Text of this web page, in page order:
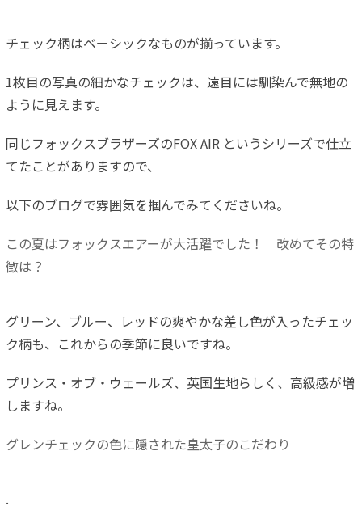
チェック柄はベーシックなものが揃っています。
1枚目の写真の細かなチェックは、遠目には馴染んで無地の
ように見えます。
同じフォックスブラザーズのFOX AIR というシリーズで仕立
てたことがありますので、
以下のブログで雰囲気を掴んでみてくださいね。
この夏はフォックスエアーが大活躍でした！ 改めてその特
徴は？
グリーン、ブルー、レッドの爽やかな差し色が入ったチェッ
ク柄も、これからの季節に良いですね。
プリンス・オブ・ウェールズ、英国生地らしく、高級感が増
しますね。
グレンチェックの色に隠された皇太子のこだわり
.